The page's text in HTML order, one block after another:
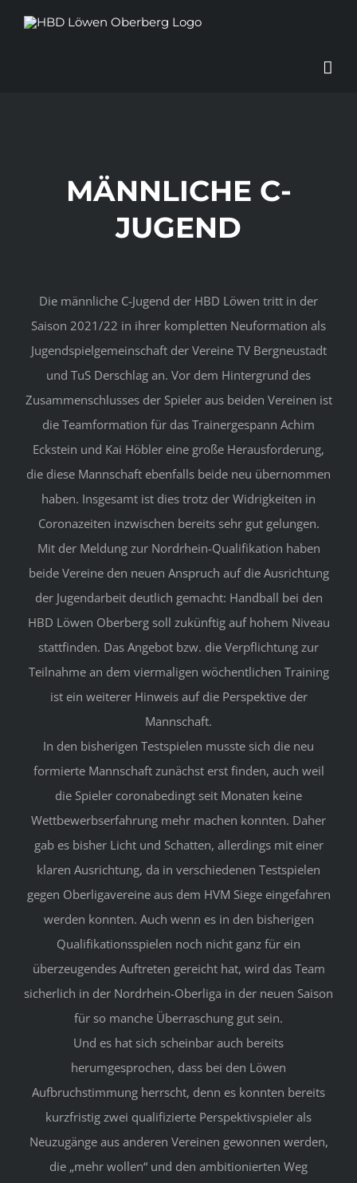
MÄNNLICHE C-
JUGEND
Die männliche C-Jugend der HBD Löwen tritt in der
Saison 2021/22 in ihrer kompletten Neuformation als
Jugendspielgemeinschaft der Vereine TV Bergneustadt
und TuS Derschlag an. Vor dem Hintergrund des
Zusammenschlusses der Spieler aus beiden Vereinen ist
die Teamformation für das Trainergespann Achim
Eckstein und Kai Höbler eine große Herausforderung,
die diese Mannschaft ebenfalls beide neu übernommen
haben. Insgesamt ist dies trotz der Widrigkeiten in
Coronazeiten inzwischen bereits sehr gut gelungen.
Mit der Meldung zur Nordrhein-Qualifikation haben
beide Vereine den neuen Anspruch auf die Ausrichtung
der Jugendarbeit deutlich gemacht: Handball bei den
HBD Löwen Oberberg soll zukünftig auf hohem Niveau
stattfinden. Das Angebot bzw. die Verpflichtung zur
Teilnahme an dem viermaligen wöchentlichen Training
ist ein weiterer Hinweis auf die Perspektive der
Mannschaft.
In den bisherigen Testspielen musste sich die neu
formierte Mannschaft zunächst erst finden, auch weil
die Spieler coronabedingt seit Monaten keine
Wettbewerbserfahrung mehr machen konnten. Daher
gab es bisher Licht und Schatten, allerdings mit einer
klaren Ausrichtung, da in verschiedenen Testspielen
gegen Oberligavereine aus dem HVM Siege eingefahren
werden konnten. Auch wenn es in den bisherigen
Qualifikationsspielen noch nicht ganz für ein
überzeugendes Auftreten gereicht hat, wird das Team
sicherlich in der Nordrhein-Oberliga in der neuen Saison
für so manche Überraschung gut sein.
Und es hat sich scheinbar auch bereits
herumgesprochen, dass bei den Löwen
Aufbruchstimmung herrscht, denn es konnten bereits
kurzfristig zwei qualifizierte Perspektivspieler als
Neuzugänge aus anderen Vereinen gewonnen werden,
die „mehr wollen“ und den ambitionierten Weg